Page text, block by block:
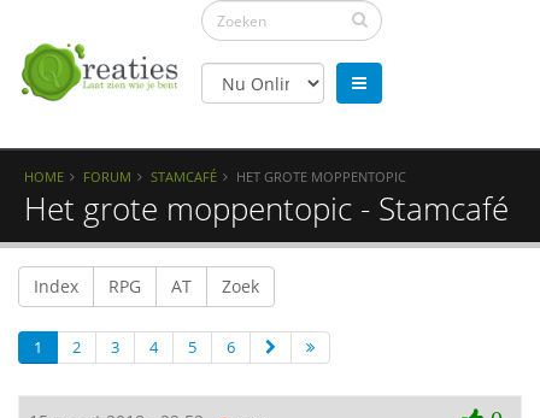
HOME FORUM STAMCAFÉ HET GROTE MOPPENTOPIC
Het grote moppentopic - Stamcafé
Index RPG AT Zoek
1 2 3 4 5 6